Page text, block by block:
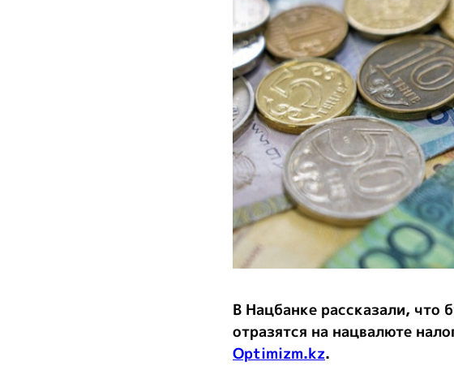
В Нацбанке рассказали, что
отразятся на нацвалюте
Optimizm.kz.